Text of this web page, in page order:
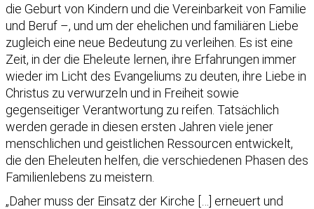
die Geburt von Kindern und die Vereinbarkeit von Familie
und Beruf –, und um der ehelichen und familiären Liebe
zugleich eine neue Bedeutung zu verleihen. Es ist eine
Zeit, in der die Eheleute lernen, ihre Erfahrungen immer
wieder im Licht des Evangeliums zu deuten, ihre Liebe in
Christus zu verwurzeln und in Freiheit sowie
gegenseitiger Verantwortung zu reifen. Tatsächlich
werden gerade in diesen ersten Jahren viele jener
menschlichen und geistlichen Ressourcen entwickelt,
die den Eheleuten helfen, die verschiedenen Phasen des
Familienlebens zu meistern.
„Daher muss der Einsatz der Kirche […] erneuert und